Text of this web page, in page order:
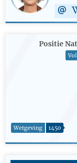
Positie
Wetgeving 1450